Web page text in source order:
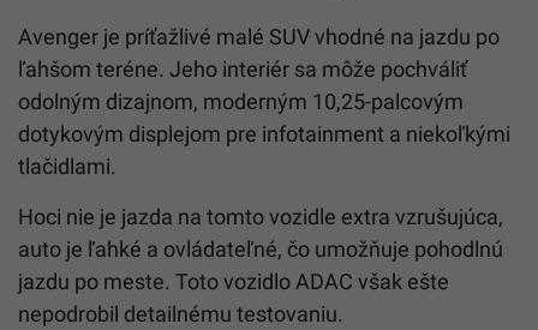
Avenger je príťažlivé malé SUV vhodné na jazdu po
ľahšom teréne. Jeho interiér sa môže pochváliť
odolným dizajnom, moderným 10,25-palcovým
dotykovým displejom pre infotainment a niekoľkými
tlačidlami.
Hoci nie je jazda na tomto vozidle extra vzrušujúca,
auto je ľahké a ovládateľné, čo umožňuje pohodlnú
jazdu po meste. Toto vozidlo ADAC však ešte
nepodrobil detailnému testovaniu.